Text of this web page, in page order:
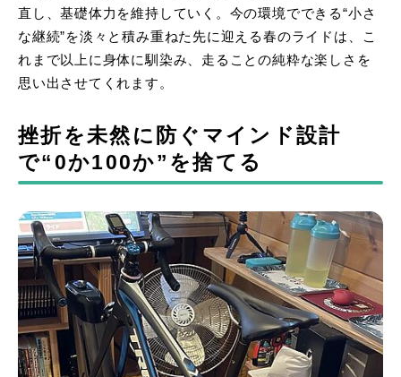
直し、基礎体力を維持していく。今の環境でできる“小さ
な継続”を淡々と積み重ねた先に迎える春のライドは、こ
れまで以上に身体に馴染み、走ることの純粋な楽しさを
思い出させてくれます。
挫折を未然に防ぐマインド設計
で“0か100か”を捨てる